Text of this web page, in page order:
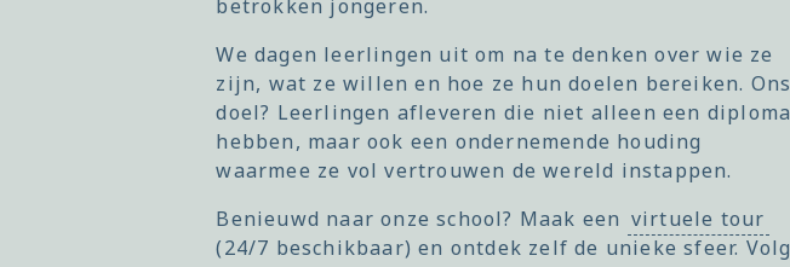
betrokken jongeren.
We dagen leerlingen uit om na te denken over wie ze
zijn, wat ze willen en hoe ze hun doelen bereiken. Ons
doel? Leerlingen afleveren die niet alleen een diploma
hebben, maar ook een ondernemende houding
waarmee ze vol vertrouwen de wereld instappen.
Benieuwd naar onze school? Maak een virtuele tour
(24/7 beschikbaar) en ontdek zelf de unieke sfeer. Volg